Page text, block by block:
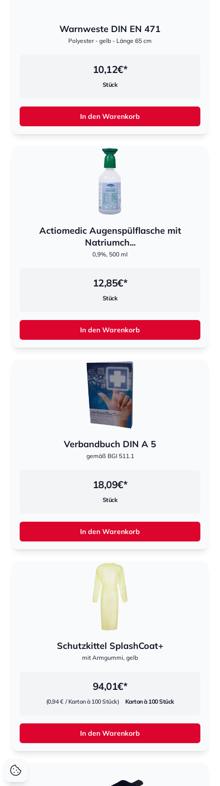
Warnweste DIN EN 471
Polyester - gelb - Länge 65 cm
10,12€*
Stück
In den Warenkorb
Actiomedic Augenspülflasche mit
Natriumch...
0,9%, 500 ml
12,85€*
Stück
In den Warenkorb
Verbandbuch DIN A 5
gemäß BGI 511.1
18,09€*
Stück
In den Warenkorb
Schutzkittel SplashCoat+
mit Armgummi, gelb
94,01€*
(0,94 € / Karton à 100 Stück) Karton à 100 Stück
In den Warenkorb